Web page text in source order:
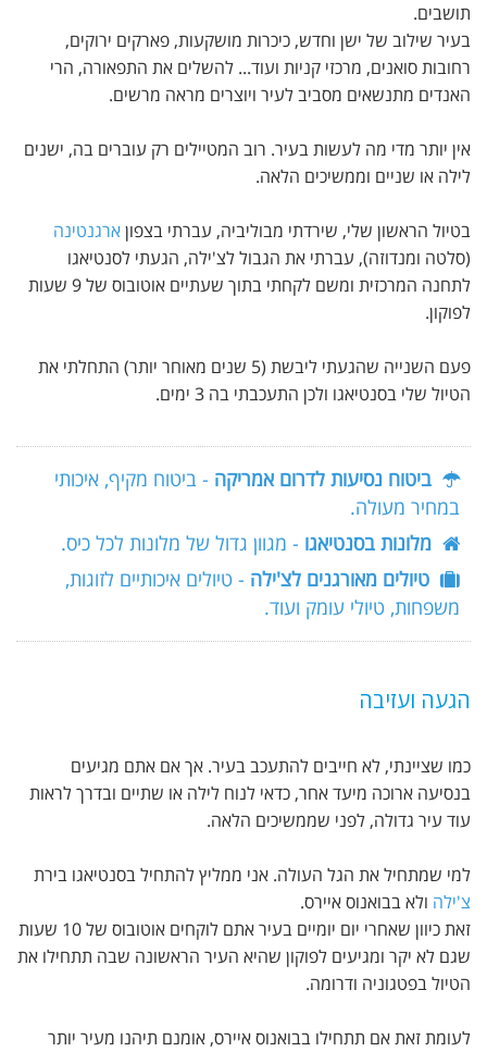
תושבים.
בעיר שילוב של ישן וחדש, כיכרות מושקעות, פארקים ירוקים,
רחובות סואנים, מרכזי קניות ועוד... להשלים את התפאורה, הרי
האנדים מתנשאים מסביב לעיר ויוצרים מראה מרשים.
אין יותר מדי מה לעשות בעיר. רוב המטיילים רק עוברים בה, ישנים
לילה או שניים וממשיכים הלאה.
בטיול הראשון שלי, שירדתי מבוליביה, עברתי בצפוןארגנטינה
(סלטה ומנדוזה), עברתי את הגבול לצ'ילה, הגעתי לסנטיאגו
לתחנה המרכזית ומשם לקחתי בתוך שעתיים אוטובוס של 9 שעות
לפוקון.
פעם השנייה שהגעתי ליבשת (5 שנים מאוחר יותר) התחלתי את
הטיול שלי בסנטיאגו ולכן התעכבתי בה 3 ימים.
ביטוח נסיעות לדרום אמריקה - ביטוח מקיף, איכותי
במחיר מעולה.
מלונות בסנטיאגו - מגוון גדול של מלונות לכל כיס.
טיולים מאורגנים לצ'ילה - טיולים איכותיים לזוגות,
משפחות, טיולי עומק ועוד.
הגעה ועזיבה
כמו שציינתי, לא חייבים להתעכב בעיר. אך אם אתם מגיעים
בנסיעה ארוכה מיעד אחר, כדאי לנוח לילה או שתיים ובדרך לראות
עוד עיר גדולה, לפני שממשיכים הלאה.
למי שמתחיל את הגל העולה. אני ממליץ להתחיל בסנטיאגו בירת
צ'ילה ולא בבואנוס איירס.
זאת כיוון שאחרי יום יומיים בעיר אתם לוקחים אוטובוס של 10 שעות
שגם לא יקר ומגיעים לפוקון שהיא העיר הראשונה שבה תתחילו את
הטיול בפטגוניה ודרומה.
לעומת זאת אם תתחילו בבואנוס איירס, אומנם תיהנו מעיר יותר